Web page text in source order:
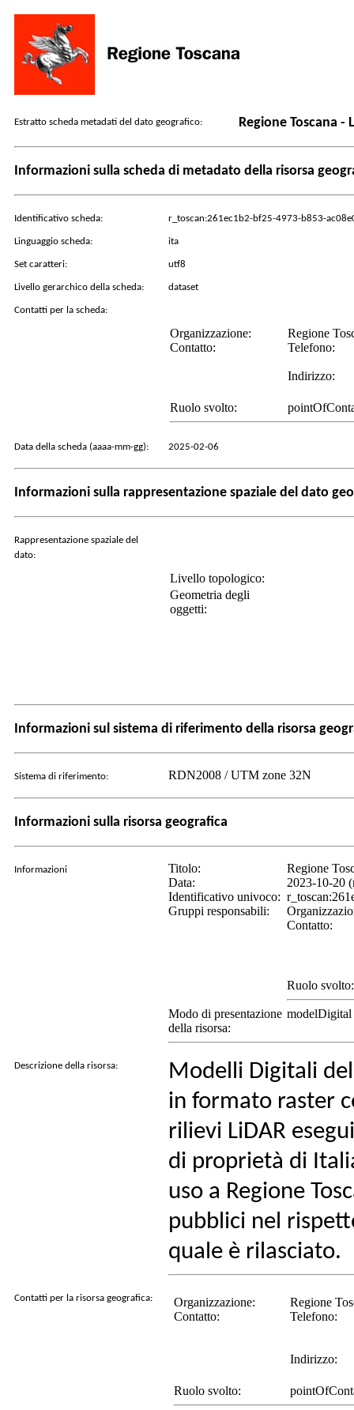
Estratto scheda metadati del dato geografico: Regione Toscana -
Informazioni sulla scheda di metadato della risorsa
Identificativo scheda: r_toscan:261ec1b2-bf25-4973-b853-
Linguaggio scheda: ita
Set caratteri: utf8
Livello gerarchico della scheda: dataset
Contatti per la scheda:
Organizzazione:
Regione
Contatto:
Telefono:
Indirizzo:
Ruolo svolto:
Data della scheda (aaaa-mm-gg): 2025-02-06
Informazioni sulla rappresentazione spaziale del dato
Rappresentazione spaziale del
dato:
Livello topologico:
Geometria degli
oggetti:
Informazioni sul sistema di riferimento della risorsa
Sistema di riferimento: RDN2008 / UTM zone 32N
Informazioni sulla risorsa geografica
Informazioni Titolo:
Regione
Data:
2023-10-20
Identificativo univoco:
Gruppi responsabili:
Contatto:
Ruolo svolto:
Modo di presentazione
della risorsa:
modelDigital
Descrizione della risorsa:
Modelli Digitali
in formato raster
rilievi LiDAR
di proprietà di
uso a Regione
pubblici nel
quale è rilasciato.
Contatti per la risorsa geografica: Organizzazione:
Regione
Contatto:
Telefono:
Indirizzo:
Ruolo svolto: